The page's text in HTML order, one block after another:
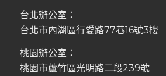
台北辦公室：
台北市內湖區行愛路77巷16號3樓
桃園辦公室：
桃園市蘆竹區光明路二段239號